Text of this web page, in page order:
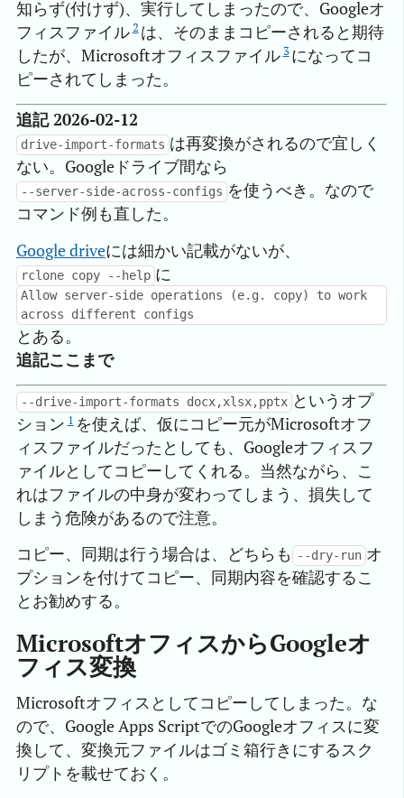
知らず(付けず)、実行してしまったので、Googleオ
フィスファイル2 は、そのままコピーされると期待
したが、Microsoftオフィスファイル 3になってコ
ピーされてしまった。
追記 2026-02-12
drive-import-formats は再変換がされるので宜しく
ない。Googleドライブ間なら
--server-side-across-configs を使うべき。なので
コマンド例も直した。
Google driveには細かい記載がないが、
rclone copy --help に
Allow server-side operations (e.g. copy) to work
across different configs
とある。
追記ここまで
--drive-import-formats docx,xlsx,pptx というオプ
ション 1 を使えば、仮にコピー元がMicrosoftオフ
ィスファイルだったとしても、Googleオフィスフ
ァイルとしてコピーしてくれる。当然ながら、こ
れはファイルの中身が変わってしまう、損失して
しまう危険があるので注意。
コピー、同期は行う場合は、どちらも
--dry-run オ
プションを付けてコピー、同期内容を確認するこ
とお勧めする。
MicrosoftオフィスからGoogleオ
フィス変換
Microsoftオフィスとしてコピーしてしまった。な
ので、Google Apps ScriptでのGoogleオフィスに変
換して、変換元ファイルはゴミ箱行きにするスク
リプトを載せておく。